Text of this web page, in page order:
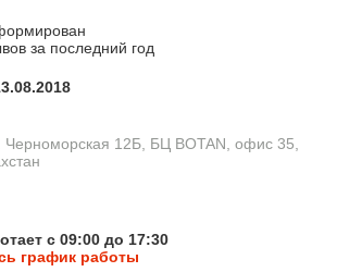
за последний год
Черноморская 12Б, БЦ BOTAN, офис 35,
с 09:00 до 17:30
график работы